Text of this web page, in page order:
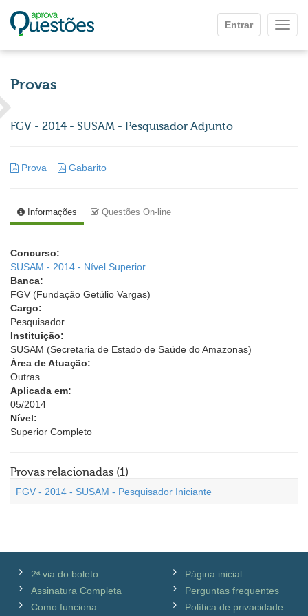
Entrar
Provas
FGV - 2014 - SUSAM - Pesquisador Adjunto
Prova Gabarito
Informações Questões On-line
Concurso:
SUSAM - 2014 - Nível Superior
Banca:
FGV (Fundação Getúlio Vargas)
Cargo:
Pesquisador
Instituição:
SUSAM (Secretaria de Estado de Saúde do Amazonas)
Área de Atuação:
Outras
Aplicada em:
05/2014
Nível:
Superior Completo
Provas relacionadas (1)
FGV - 2014 - SUSAM - Pesquisador Iniciante
2ª via do boleto
Assinatura Completa
Como funciona
Página inicial
Perguntas frequentes
Política de privacidade